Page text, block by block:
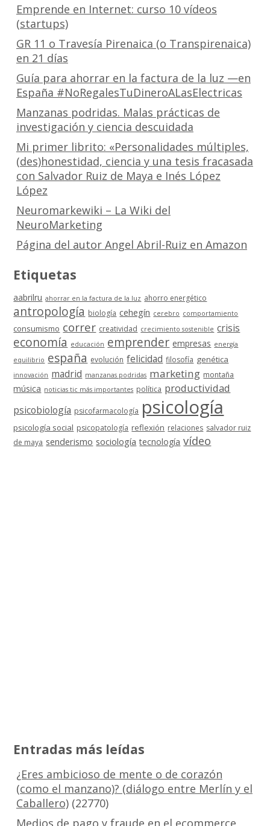
Emprende en Internet: curso 10 vídeos
(startups)
GR 11 o Travesía Pirenaica (o Transpirenaica)
en 21 días
Guía para ahorrar en la factura de la luz —en
España #NoRegalesTuDineroALasElectricas
Manzanas podridas. Malas prácticas de
investigación y ciencia descuidada
Mi primer librito: «Personalidades múltiples,
(des)honestidad, ciencia y una tesis fracasada
con Salvador Ruiz de Maya e Inés López
López
Neuromarkewiki – La Wiki del
NeuroMarketing
Página del autor Angel Abril-Ruiz en Amazon
Etiquetas
aabrilru ahorrar en la factura de la luz ahorro energético
antropología biología cehegín cerebro comportamiento
consumismo correr creatividad crecimiento sostenible crisis
economía educación emprender empresas energía
equilibrio españa evolución felicidad filosofía genética
innovación madrid manzanas podridas marketing montaña
música noticias tic más importantes política productividad
psicobiología psicofarmacología psicología
psicología social psicopatología reflexión relaciones salvador ruiz
de maya senderismo sociología tecnología vídeo
Entradas más leídas
¿Eres ambicioso de mente o de corazón
(como el manzano)? (diálogo entre Merlín y el
Caballero)(22770)